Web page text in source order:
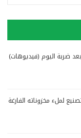
ضربة اليوم (فيديوهات)
لملء مخزوناته الفارغة